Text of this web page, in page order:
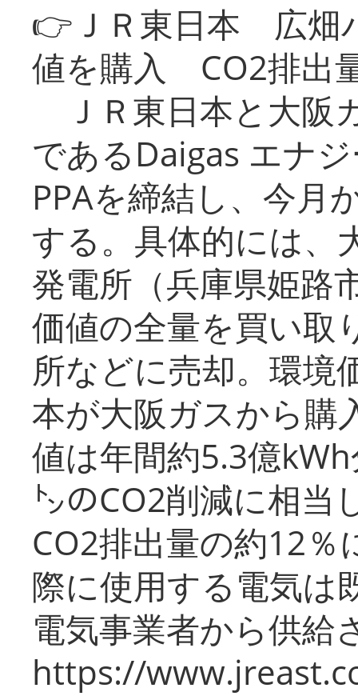
👉ＪＲ東日本 広畑
値を購入 CO2排出
ＪＲ東日本と大阪
であるDaigas エナ
PPAを締結し、今月
する。具体的には、
発電所（兵庫県姫路
価値の全量を買い取
所などに売却。環境
本が大阪ガスから購
値は年間約5.3億
㌧のCO2削減に相当
CO2排出量の約12％
際に使用する電気は
電気事業者から供給
https://